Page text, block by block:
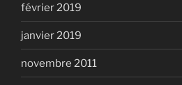
février 2019
janvier 2019
novembre 2011